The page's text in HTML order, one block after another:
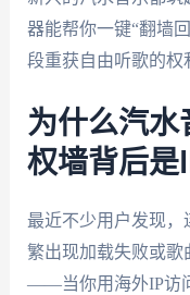
器能帮你一键“翻墙
段重获自由听歌的权
为什么汽水
权墙背后是
最近不少用户发现，
繁出现加载失败或歌
——当你用海外IP访